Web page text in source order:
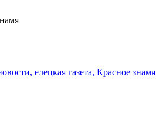
елецкая газета, Красное знамя